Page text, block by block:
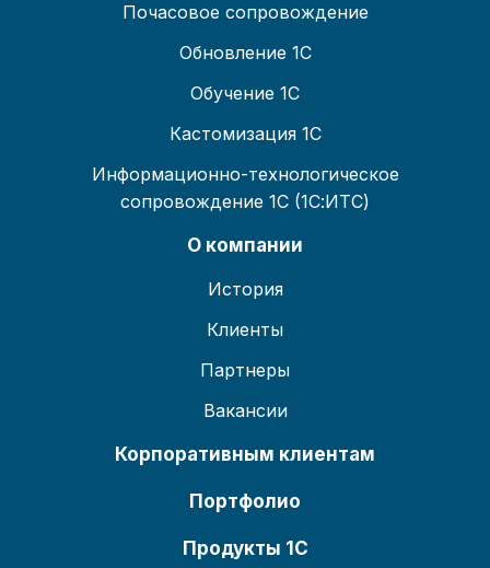
Почасовое сопровождение
Обновление 1С
Обучение 1С
Кастомизация 1С
Информационно-технологическое
сопровождение 1С (1С:ИТС)
О компании
История
Клиенты
Партнеры
Вакансии
Корпоративным клиентам
Портфолио
Продукты 1С